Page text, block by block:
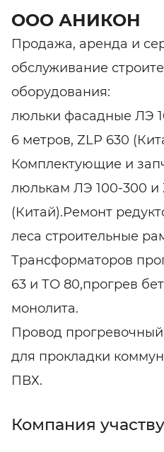
ООО АНИКОН
Продажа, аренда и
обслуживание
оборудования:
люльки фасадные ЛЭ
6 метров, ZLP 630
Комплектующие и
люлькам ЛЭ 100-300 и
(Китай).Ремонт
леса строительные
Трансформаторов
63 и ТО 80,прогрев
монолита.
Провод
для прокладки
ПВХ.
Компания